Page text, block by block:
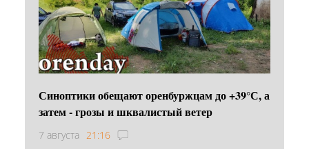
Синоптики обещают оренбуржцам до +39°С, а
затем - грозы и шквалистый ветер
7 августа 21:16